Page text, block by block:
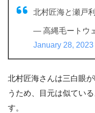
北村匠海と瀬戸
— 高縄毛ートウ
January 28, 2023
北村匠海さんは三白眼
うため、目元は似てい
す。